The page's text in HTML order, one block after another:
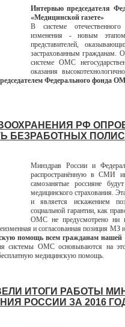
Интервью председателя
«Медицинской газете»
В системе отечественного
изменения - новым этапом
представителей,
застрахованным гражданам.
системе ОМС
оказания
Федерального фонда
РФ
БЕЗРАБОТНЫХ
Минздрав России и
распространённую в СМИ
самозанятые россияне
медицинского страхования.
и является искажением
социальной гарантии, как
ОМС не предусмотрено ни
и согласованная позиция
помощь всем гражданам
системы ОМС основываются на
медицинскую помощь.
ИТОГИ РАБОТЫ
РОССИИ ЗА 2016